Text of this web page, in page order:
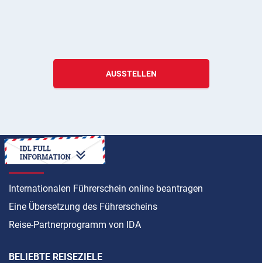
AUSSTELLEN
ANLEITUNG
Internationalen Führerschein online beantragen
Eine Übersetzung des Führerscheins
Reise-Partnerprogramm von IDA
BELIEBTE REISEZIELE